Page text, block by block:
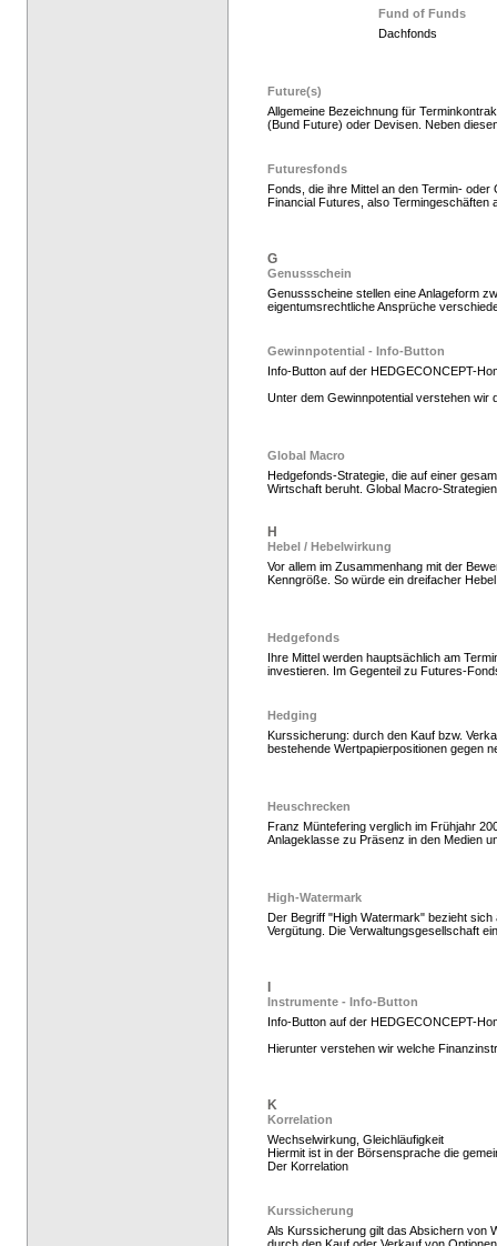
Fund of Funds
Dachfonds
Future(s)
Allgemeine Bezeichnung für
(Bund Future) oder Devisen. Neben
Futuresfonds
Fonds, die ihre Mittel an den Termin-
Financial Futures, also Termingeschäften
G
Genussschein
Genussscheine stellen eine Anlageform
eigentumsrechtliche Ansprüche
Gewinnpotential - Info-Button
Info-Button auf der HEDGECONCEPT-
Unter dem Gewinnpotential verstehen wir
Global Macro
Hedgefonds-Strategie, die auf einer
Wirtschaft beruht. Global Macro-
H
Hebel / Hebelwirkung
Vor allem im Zusammenhang mit der
Kenngröße. So würde ein dreifacher
Hedgefonds
Ihre Mittel werden hauptsächlich am
investieren. Im Gegenteil zu Futures-
Hedging
Kurssicherung: durch den Kauf bzw.
bestehende Wertpapierpositionen gegen
Heuschrecken
Franz Müntefering verglich im Frühjahr
Anlageklasse zu Präsenz in den Medien
High-Watermark
Der Begriff "High Watermark" bezieht
Vergütung. Die Verwaltungsgesellschaft
Instrumente - Info-Button
Info-Button auf der HEDGECONCEPT-
Hierunter verstehen wir welche
K
Korrelation
Wechselwirkung, Gleichläufigkeit
Hiermit ist in der Börsensprache die
Der Korrelation
Kurssicherung
Als Kurssicherung gilt das Absichern von